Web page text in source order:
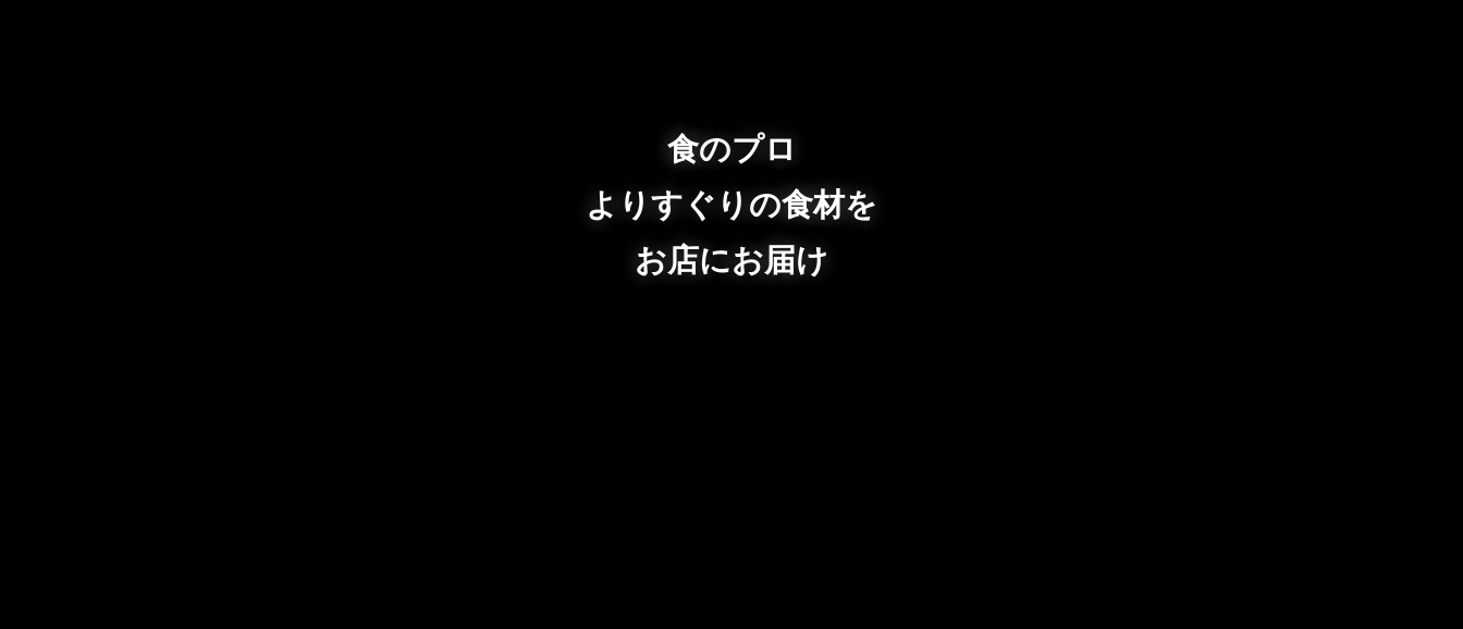
食のプロ
よりすぐりの食材を
お店にお届け